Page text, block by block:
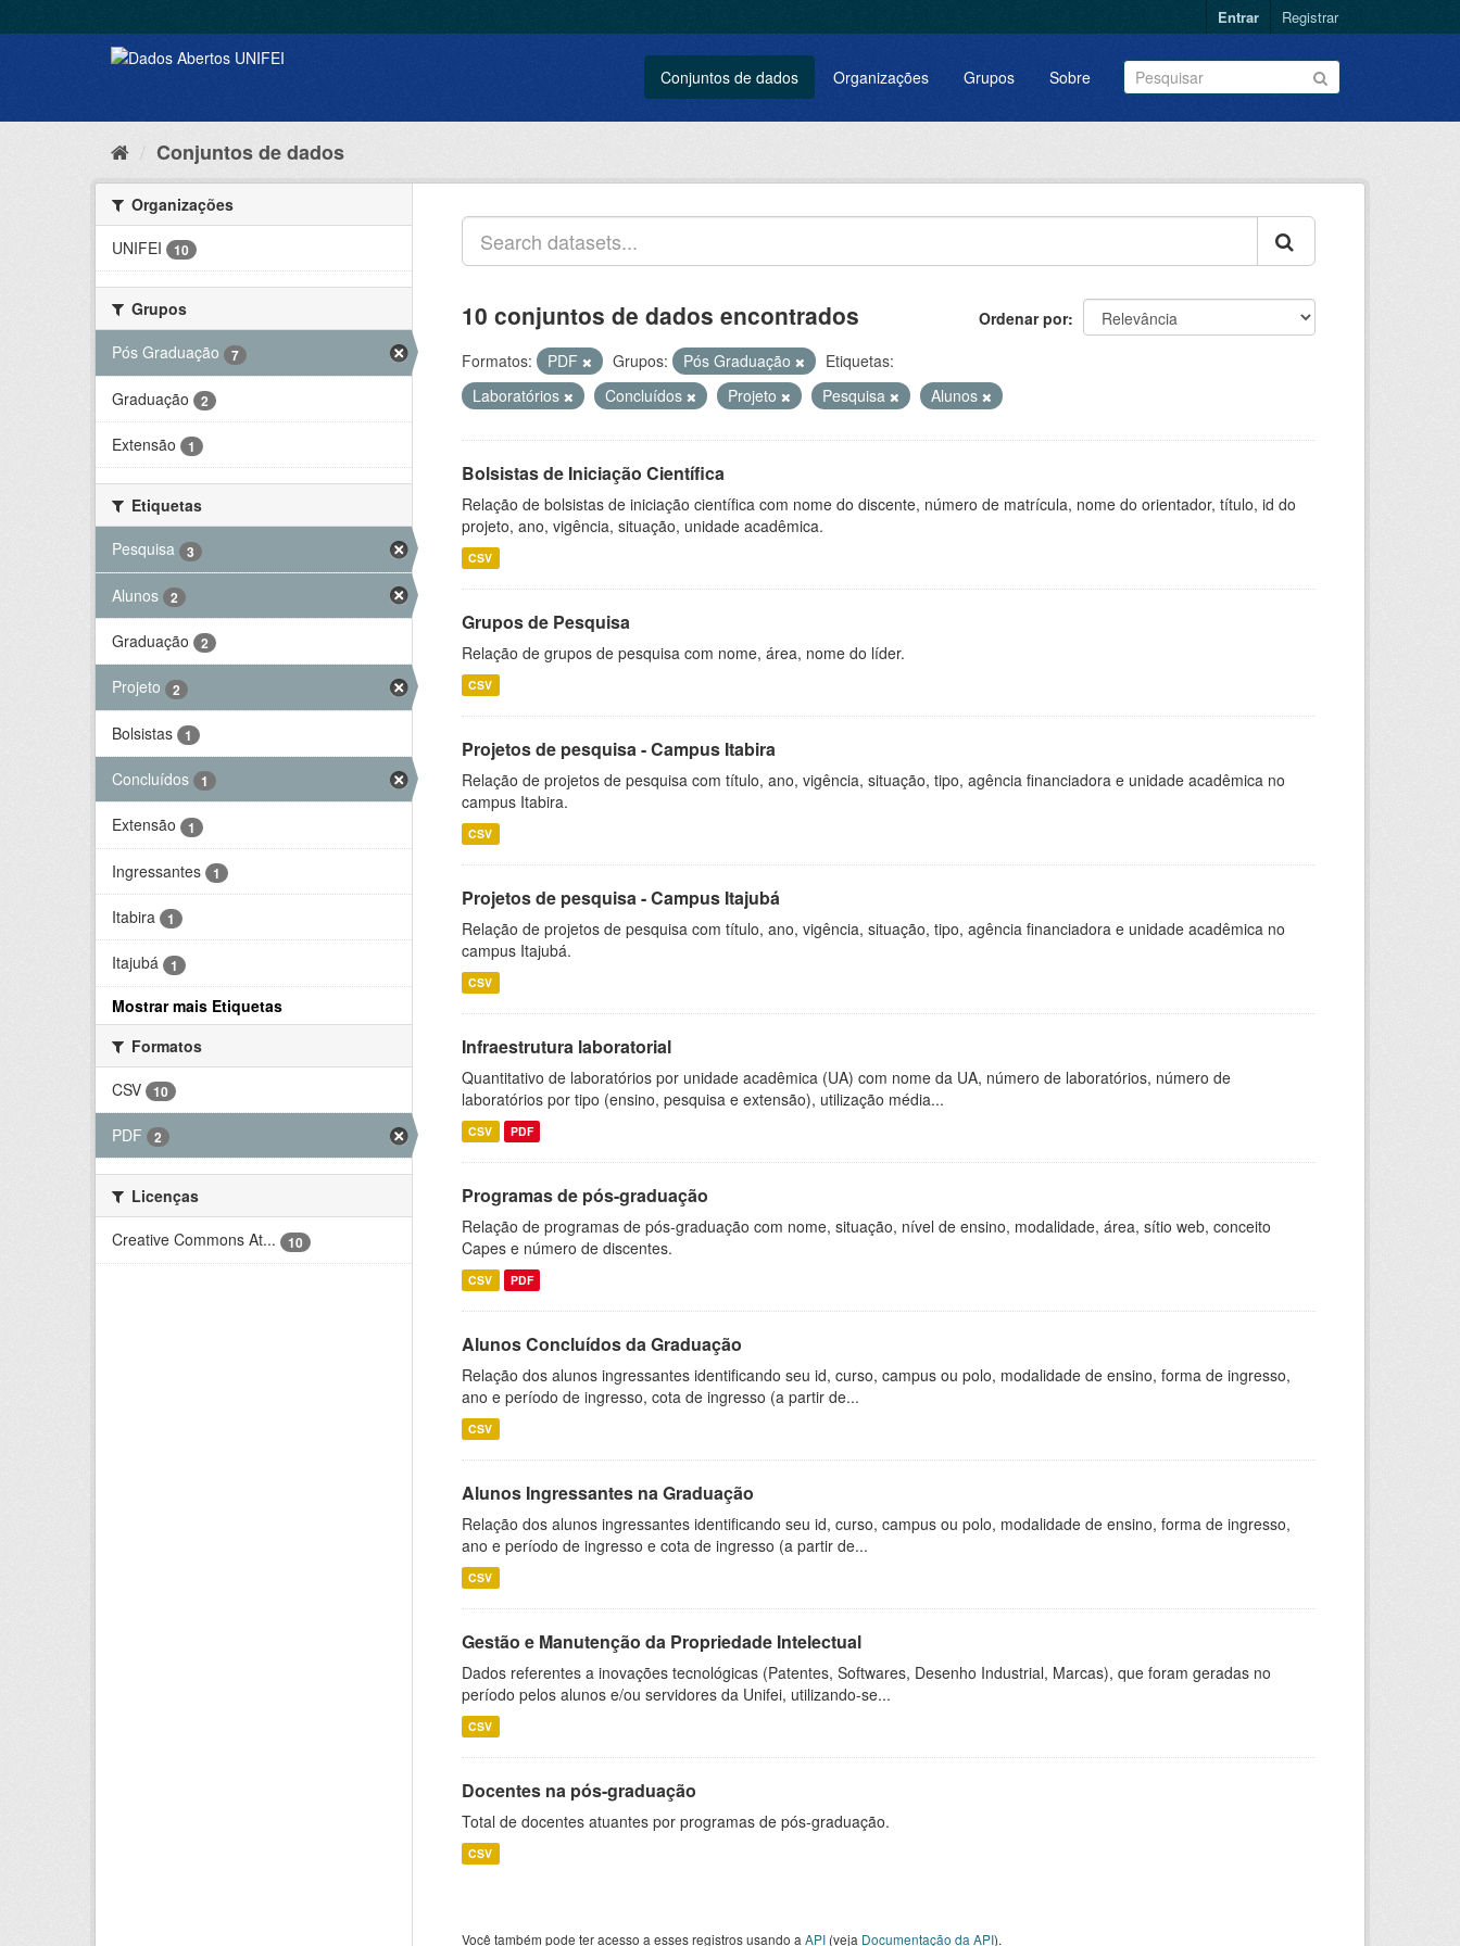
Entrar Registrar
Conjuntos de dados Organizações Grupos Sobre
Conjuntos de dados
Organizações
UNIFEI
10
Grupos
Pós Graduação
7
Graduação 2
Extensão 1
Etiquetas
Pesquisa
3
Alunos 2
Graduação 2
Projeto 2
Bolsistas 1
Concluídos 1
Extensão 1
Ingressantes 1
Itabira 1
Itajubá 1
Mostrar mais Etiquetas
Formatos
CSV
10
PDF 2
Licenças
Creative Commons At...
10
Ordenar por
10 conjuntos de dados encontrados
Formatos: PDF Grupos: Pós Graduação
Etiquetas:
Laboratórios
Concluídos Projeto Pesquisa Alunos
Bolsistas de Iniciação Científica
Relação de bolsistas de iniciação científica com nome do discente, número de matrícula, nome do orientador, título, id do
projeto, ano, vigência, situação, unidade acadêmica.
CSV
Grupos de Pesquisa
Relação de grupos de pesquisa com nome, área, nome do líder.
CSV
Projetos de pesquisa - Campus Itabira
Relação de projetos de pesquisa com título, ano, vigência, situação, tipo, agência financiadora e unidade acadêmica no
campus Itabira.
CSV
Projetos de pesquisa - Campus Itajubá
Relação de projetos de pesquisa com título, ano, vigência, situação, tipo, agência financiadora e unidade acadêmica no
campus Itajubá.
CSV
Infraestrutura laboratorial
Quantitativo de laboratórios por unidade acadêmica (UA) com nome da UA, número de laboratórios, número de
laboratórios por tipo (ensino, pesquisa e extensão), utilização média...
CSV PDF
Programas de pós-graduação
Relação de programas de pós-graduação com nome, situação, nível de ensino, modalidade, área, sítio web, conceito
Capes e número de discentes.
CSV PDF
Alunos Concluídos da Graduação
Relação dos alunos ingressantes identificando seu id, curso, campus ou polo, modalidade de ensino, forma de ingresso,
ano e período de ingresso, cota de ingresso (a partir de...
CSV
Alunos Ingressantes na Graduação
Relação dos alunos ingressantes identificando seu id, curso, campus ou polo, modalidade de ensino, forma de ingresso,
ano e período de ingresso e cota de ingresso (a partir de...
CSV
Gestão e Manutenção da Propriedade Intelectual
Dados referentes a inovações tecnológicas (Patentes, Softwares, Desenho Industrial, Marcas), que foram geradas no
período pelos alunos e/ou servidores da Unifei, utilizando-se...
CSV
Docentes na pós-graduação
Total de docentes atuantes por programas de pós-graduação.
CSV
Você também pode ter acesso a esses registros usando a API (veja Documentação da API).